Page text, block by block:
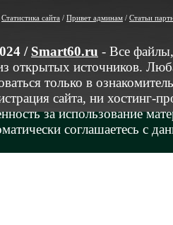
Статистика сайта / Привет админам / Статьи
/ Smart60.ru - Все
открытых источников.
только в
сайта, ни хостинг-
за использование
соглашаетесь с